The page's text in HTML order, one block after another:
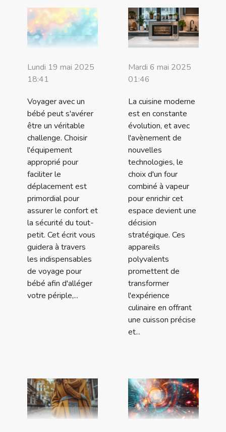
Lundi 19 mai 2025
18:41
Voyager avec un
bébé peut s'avérer
être un véritable
challenge. Choisir
l'équipement
approprié pour
faciliter le
déplacement est
primordial pour
assurer le confort et
la sécurité du tout-
petit. Cet écrit vous
guidera à travers
les indispensables
de voyage pour
bébé afin d'alléger
votre périple,...
Mardi 6 mai 2025
01:46
La cuisine moderne
est en constante
évolution, et avec
l'avènement de
nouvelles
technologies, le
choix d'un four
combiné à vapeur
pour enrichir cet
espace devient une
décision
stratégique. Ces
appareils
polyvalents
promettent de
transformer
l'expérience
culinaire en offrant
une cuisson précise
et...